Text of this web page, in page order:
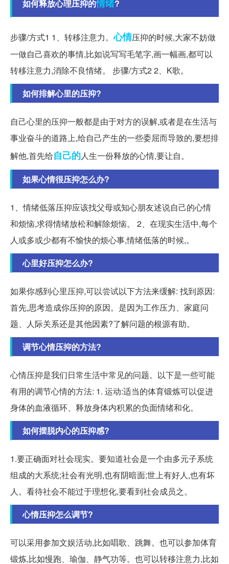
如何释放心理压抑的情绪?
步骤/方式1 1、转移注意力。心情压抑的时候,大家不妨做
一做自己喜欢的事情,比如说写写毛笔字,画一幅画,都可以
转移注意力,消除不良情绪。 步骤/方式2 2、K歌。
如何排解心里的压抑?
自己心里的压抑一般都是由于对方的误解,或者是在生活与
事业奋斗的道路上,给自己产生的一些委屈而导致的,要想排
解他,首先给自己的人生一份释放的心情,要让自。
如果心情很压抑怎么办?
1、情绪低落压抑应该找父母或知心朋友述说自己的心情
和烦恼,求得情绪放松和解除烦恼。 2、在现实生活中,每个
人或多或少都有不愉快的烦心事,情绪低落的时候,。
心里好压抑怎么办?
如果你感到心里压抑,可以尝试以下方法来缓解: 找到原因:
首先,思考造成你压抑的原因。是因为工作压力、家庭问
题、人际关系还是其他因素?了解问题的根源有助。
调节心情压抑的方法?
心情压抑是我们日常生活中常见的问题。以下是一些可能
有用的调节心情的方法: 1. 运动:适当的体育锻炼可以促进
身体的血液循环、释放身体内积累的负面情绪和化。
如何摆脱内心的压抑感?
1.要正确面对社会现实。要知道社会是一个由多元子系统
组成的大系统;社会有光明,也有阴暗面;世上有好人,也有坏
人。看待社会不能过于理想化,要看到社会成员之。
心情压抑怎么调节?
可以采用参加文娱活动,比如唱歌、跳舞。也可以参加体育
锻炼,比如慢跑、瑜伽、静气功等。也可以转移注意力,比如